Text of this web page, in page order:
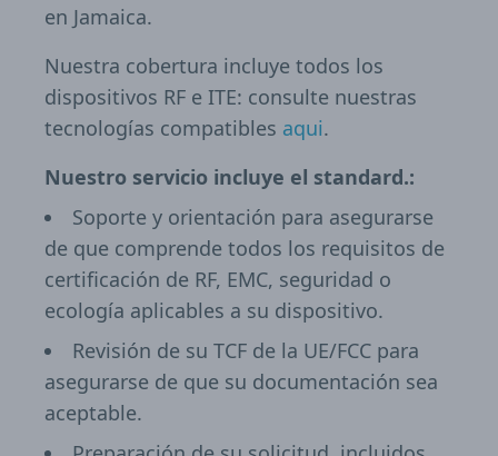
en Jamaica.
Nuestra cobertura incluye todos los
dispositivos RF e ITE: consulte nuestras
tecnologías compatibles aqui.
Nuestro servicio incluye el standard.:
Soporte y orientación para asegurarse
de que comprende todos los requisitos de
certificación de RF, EMC, seguridad o
ecología aplicables a su dispositivo.
Revisión de su TCF de la UE/FCC para
asegurarse de que su documentación sea
aceptable.